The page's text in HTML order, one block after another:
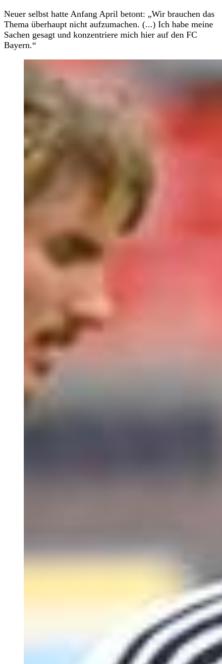
Neuer selbst hatte Anfang April betont: „Wir brauchen das
Thema überhaupt nicht aufzumachen. (...) Ich habe meine
Sachen gesagt und konzentriere mich hier auf den FC
Bayern.“